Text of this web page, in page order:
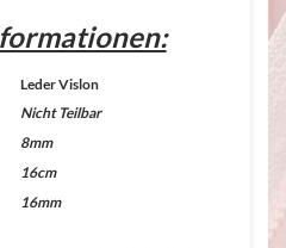
Leder Vislon
Nicht Teilbar
8mm
16cm
16mm